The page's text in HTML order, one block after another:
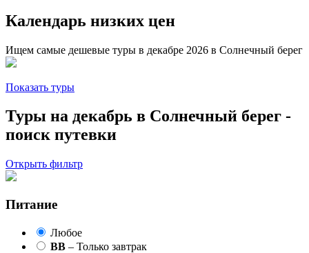
Календарь низких цен
Ищем самые дешевые туры в декабре 2026 в Солнечный берег
Показать туры
Туры на декабрь в Солнечный берег -
поиск путевки
Открыть фильтр
Питание
Любое
BB – Только завтрак